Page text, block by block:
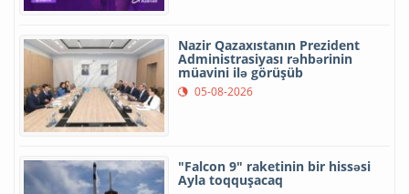
Nazir Qazaxıstanın Prezident
Administrasiyası rəhbərinin
müavini ilə görüşüb
05-08-2026
"Falcon 9" raketinin bir hissəsi
Ayla toqquşacaq